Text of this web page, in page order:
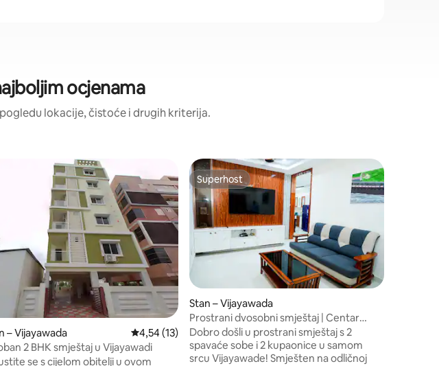
ocjenama
lokacije, čistoće i drugih kriterija.
4,64/5, recenzija: 14
– Vijayawada Prosječna ocjena: 4,54/5, recenzija: 13
4,54 (13)
2 BHK smještaj u Vijayawadi
se s cijelom obitelji u ovom
Superhost
Superhost
Stan – Vijayawada
Prostrani dvosobni smještaj | Centar
grada i trgovački centri | Vijayawada
Dobro došli u prostrani smještaj s 2
spavaće sobe i 2 kupaonice u samom
srcu Vijayawade! Smješten na odličnoj